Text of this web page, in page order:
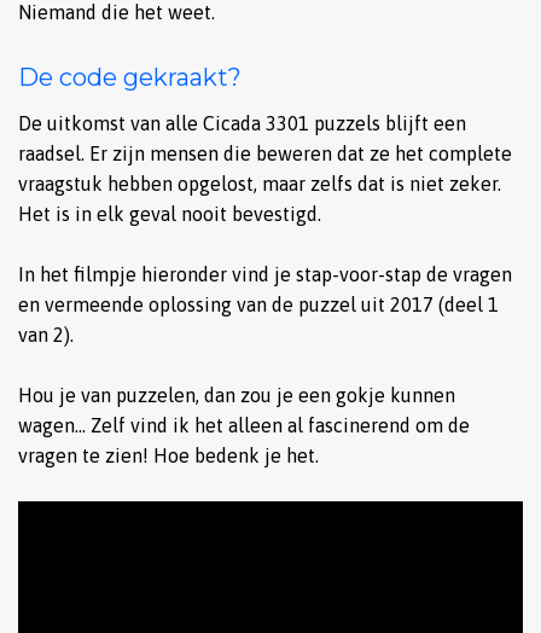
Niemand die het weet.
De code gekraakt?
De uitkomst van alle Cicada 3301 puzzels blijft een
raadsel. Er zijn mensen die beweren dat ze het complete
vraagstuk hebben opgelost, maar zelfs dat is niet zeker.
Het is in elk geval nooit bevestigd.
In het filmpje hieronder vind je stap-voor-stap de vragen
en vermeende oplossing van de puzzel uit 2017 (deel 1
van 2).
Hou je van puzzelen, dan zou je een gokje kunnen
wagen… Zelf vind ik het alleen al fascinerend om de
vragen te zien! Hoe bedenk je het.